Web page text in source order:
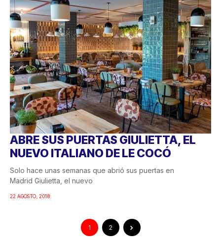
ABRE SUS PUERTAS GIULIETTA, EL
NUEVO ITALIANO DE LE COCÓ
Solo hace unas semanas que abrió sus puertas en
Madrid Giulietta, el nuevo
22 AGOSTO, 2018
1 2